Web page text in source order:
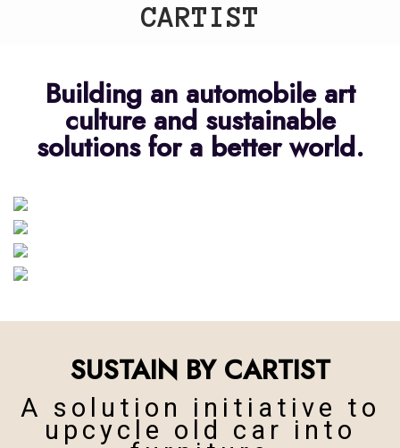
CARTIST
Building an automobile art
culture and sustainable
solutions for a better world.
SUSTAIN BY CARTIST
A solution initiative to
upcycle old car into